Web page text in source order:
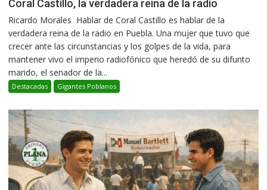
Coral Castillo, la verdadera reina de la radio
Ricardo Morales Hablar de Coral Castillo es hablar de la
verdadera reina de la radio en Puebla. Una mujer que tuvo que
crecer ante las circunstancias y los golpes de la vida, para
mantener vivo el imperio radiofónico que heredó de su difunto
marido, el senador de la...
Destacadas Gigantes Poblanos